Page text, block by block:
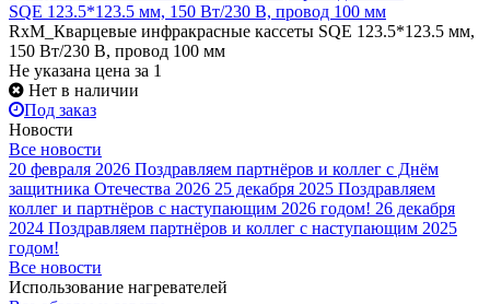
SQE 123.5*123.5 мм, 150 Вт/230 В, провод 100 мм
RxM_Кварцевые инфракрасные кассеты SQE 123.5*123.5 мм,
150 Вт/230 В, провод 100 мм
Не указана цена за 1
Нет в наличии
Под заказ
Новости
Все новости
20 февраля 2026 Поздравляем партнёров и коллег с Днём
защитника Отечества 2026 25 декабря 2025 Поздравляем
коллег и партнёров с наступающим 2026 годом! 26 декабря
2024 Поздравляем партнёров и коллег с наступающим 2025
годом!
Все новости
Использование нагревателей